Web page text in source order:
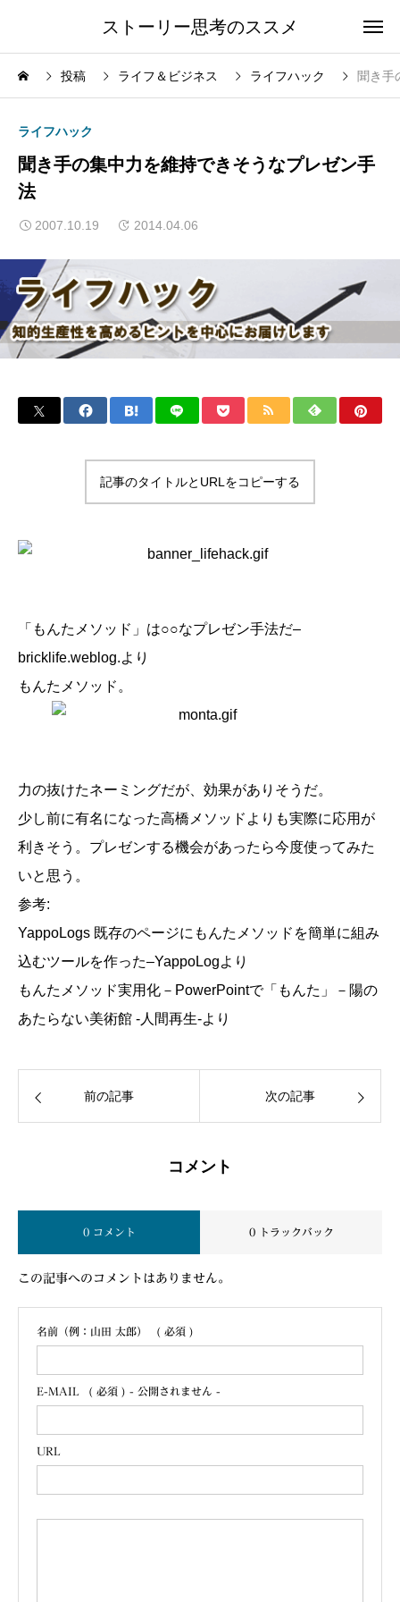
ストーリー思考のススメ
投稿 ライフ＆ビジネス ライフハック 聞き手
ライフハック
聞き手の集中力を維持できそうなプレゼン手
法
2007.10.19 2014.04.06
記事のタイトルとURLをコピーする
「もんたメソッド」は○○なプレゼン手法だ–
bricklife.weblog.より
もんたメソッド。
力の抜けたネーミングだが、効果がありそうだ。
少し前に有名になった高橋メソッドよりも実際に応用が
利きそう。プレゼンする機会があったら今度使ってみた
いと思う。
参考:
YappoLogs 既存のページにもんたメソッドを簡単に組み
込むツールを作った–YappoLogより
もんたメソッド実用化－PowerPointで「もんた」－ 陽の
あたらない美術館 -人間再生-より
前の記事 次の記事
コメント
0 コメント 0 トラックバック
この記事へのコメントはありません。
名前（例：山田 太郎） ( 必須 )
E-MAIL ( 必須 ) - 公開されません -
URL